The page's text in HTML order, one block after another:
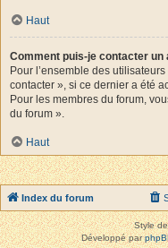
Haut
Comment puis-je contacter
Pour l’ensemble des
contacter », si ce dernier a été
Pour les membres du forum,
du forum ».
Haut
Index du forum
Style
Développé par